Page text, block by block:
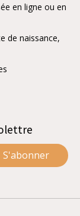
en ligne ou en
de naissance,
S'abonner